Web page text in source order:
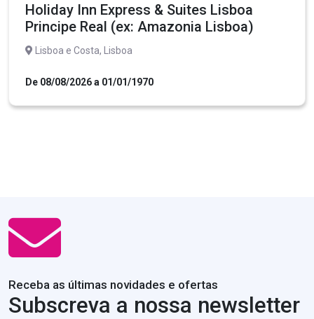
Holiday Inn Express & Suites Lisboa
Principe Real (ex: Amazonia Lisboa)
Lisboa e Costa, Lisboa
De 08/08/2026 a 01/01/1970
Receba as últimas novidades e ofertas
Subscreva a nossa newsletter